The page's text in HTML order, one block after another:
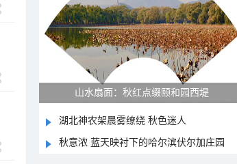
山水扇面：秋红点缀颐和园西堤
湖北神农架晨雾缭绕 秋色迷人
秋意浓 蓝天映衬下的哈尔滨伏尔加庄园